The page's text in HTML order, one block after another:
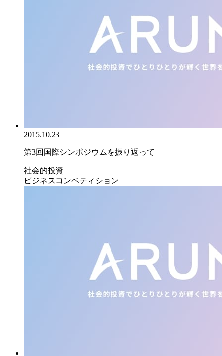
2015.10.23
第3回国際シンポジウムを振り返って
社会的投資
ビジネスコンペティション